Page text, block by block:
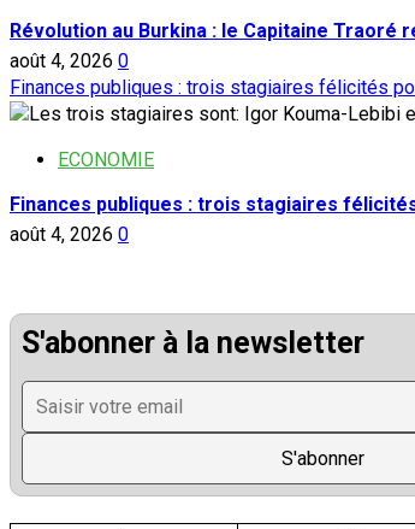
Révolution au Burkina : le Capitaine Traoré
août 4, 2026 0
Finances publiques : trois stagiaires félicités
ECONOMIE
Finances publiques : trois stagiaires
août 4, 2026 0
S'abonner à la newsletter